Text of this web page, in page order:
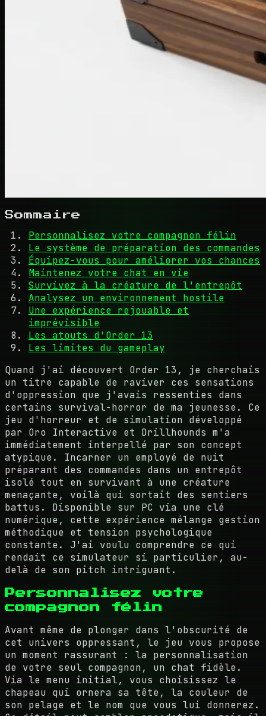
Sommaire
Personnalisez votre compagnon félin
Le système de préparation des commandes
Équipez-vous pour améliorer vos chances
Maintenez votre chat en vie
Survivez à la créature de l'entrepôt
Analysez un environnement hostile
Une expérience rejouable et
imprévisible
Les atouts d'Order 13
Les limites du gameplay
Quand j'ai découvert Order 13, je cherchais
un titre capable de raviver ces sensations
d'oppression que j'avais ressenties dans
certains survival-horror de ma jeunesse. Ce
jeu d'horreur et de simulation développé
par Oro Interactive et Drillhounds m'a
immédiatement interpellé par son concept
atypique. Incarner un employé de nuit
préparant des commandes dans un entrepôt
isolé tout en survivant à une créature
menaçante, voilà qui sortait des sentiers
battus. Disponible sur PC via une clé
numérique, cette expérience mélange gestion
méthodique et tension psychologique
constante. J'ai voulu comprendre ce qui
rendait ce simulateur si particulier, au-
delà de son pitch intriguant.
Personnalisez votre
compagnon félin
Avant même de plonger dans l'obscurité de
cet univers oppressant, le jeu vous propose
un moment rassurant : la personnalisation
de votre seul compagnon, un chat fidèle.
Via le menu initial, vous choisissez le
chapeau qui ornera sa tête, la couleur de
son pelage et le nom que vous lui donnerez.